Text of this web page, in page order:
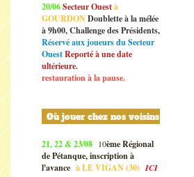
20/06Secteur Ouestà
GOURDONDoublette à la mélée
à 9h00, Challenge des Présidents,
Réservé aux joueurs du Secteur
OuestReporté à une date
ultérieure.
restauration à la pause.
Où jouer chez nos voisins
21, 22 & 23/08 10ème Régional
de Pétanque, inscription à
l'avance àLE VIGAN (30) ICI